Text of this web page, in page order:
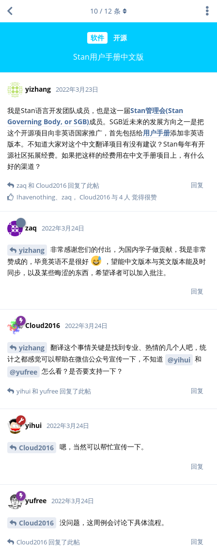
软件 开源
Stan用户手册中文版
10 / 12 条
yizhang 2022年3月23日
我是Stan语言开发团队成员，也是这一届Stan管理会(Stan
Governing Body, or SGB)成员。SGB近未来的发展方向之一是把
这个开源项目向非英语国家推广，首先包括给用户手册添加非英语
版本。不知道大家对这个中文翻译项目有没有建议？Stan每年有开
源社区拓展经费。如果把这样的经费用在中文手册项目上，有什么
好的渠道？
回复
zaq 和 Cloud2016 回复了此帖
Ihavenothing、 zaq ， Cloud2016与4人 觉得很赞
zaq 2022年3月24日
yizhang
非常感谢您们的付出，为国内学子做贡献，我是非常
赞成的，毕竟英语不是很好
，望能中文版本与英文版本能及时
同步，以及某些晦涩的东西，希望译者可以加入批注。
回复
Cloud2016 2022年3月24日
yizhang
翻译这个事情关键是找到专业、热情的几个人吧，统
计之都感觉可以帮助在微信公众号宣传一下，不知道 @yihui 和
@yufree 怎么看？是否要支持一下？
回复
yihui和 yufree 回复了此帖
yihui 2022年3月24日
Cloud2016 嗯，当然可以帮忙宣传一下。
回复
yufree 2022年3月24日
Cloud2016 没问题，这周例会讨论下具体流程。
回复
Cloud2016 回复了此帖